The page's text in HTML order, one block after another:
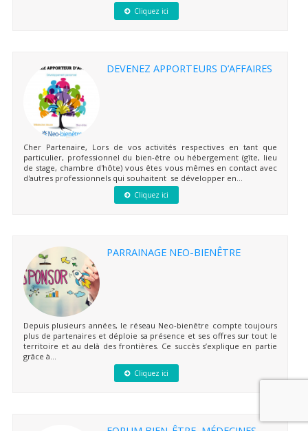
Cliquez ici
DEVENEZ APPORTEURS D’AFFAIRES
Cher Partenaire, Lors de vos activités respectives en tant que
particulier, professionnel du bien-être ou hébergement (gîte, lieu
de stage, chambre d'hôte) vous êtes vous mêmes en contact avec
d'autres professionnels qui souhaitent se développer en...
Cliquez ici
PARRAINAGE NEO-BIENÊTRE
Depuis plusieurs années, le réseau Neo-bienêtre compte toujours
plus de partenaires et déploie sa présence et ses offres sur tout le
territoire et au delà des frontières. Ce succès s’explique en partie
grâce à...
Cliquez ici